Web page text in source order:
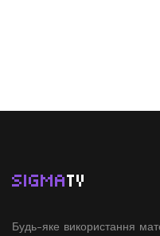
SIGMATV
Будь-яке використання